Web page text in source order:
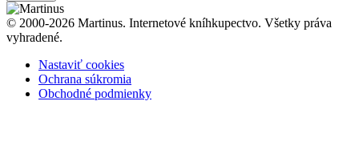
© 2000-2026 Martinus. Internetové kníhkupectvo. Všetky práva
vyhradené.
Nastaviť cookies
Ochrana súkromia
Obchodné podmienky